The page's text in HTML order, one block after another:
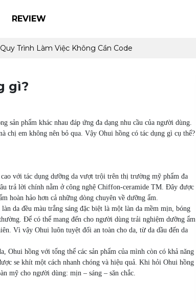
REVIEW
Trình Làm Việc Không Cần Code
gì?
sản phẩm khác nhau đáp ứng đa dạng nhu cầu của người dùng.
chị em không nên bỏ qua. Vậy Ohui hồng có tác dụng gì cụ thể?
với tác dụng dưỡng da vượt trội trên thị trường mỹ phẩm đa
trả lời chính nằm ở công nghệ Chiffon-ceramide TM. Đây được
hoàn hảo hơn cả những dòng chuyên về dưỡng ẩm.
da đều màu trắng sáng đặc biệt là một làn da mềm mịn, bóng
Để có thể mang đến cho người dùng trải nghiệm dưỡng ẩm
Vì vậy Ohui luôn tuyệt đối an toàn cho da, từ da dầu đến da
Ohui hồng với tổng thể các sản phẩm của mình còn có khả năng
se khít một cách nhanh chóng và hiệu quả. Khi hỏi Ohui hồng
mỹ cho người dùng: mịn – sáng – săn chắc.